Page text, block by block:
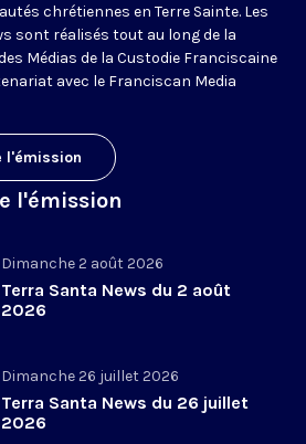
chrétiennes en Terre Sainte. Les
sont réalisés tout au long de la
Médias de la Custodie Franciscaine
avec le Franciscan Media
l'émission
l'émission
Dimanche 2 août 2026
Terra Santa News du 2 août
2026
Dimanche 26 juillet 2026
Terra Santa News du 26 juillet
2026